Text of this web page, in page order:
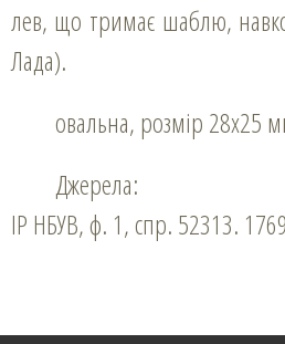
лев, що тримає шаблю,
Лада).
овальна, розмір 28х25
Джерела:
ІР НБУВ, ф. 1, спр. 52313.